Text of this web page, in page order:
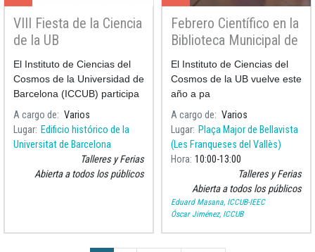
VIII Fiesta de la Ciencia
de la UB
El Instituto de Ciencias del
Cosmos de la Universidad de
Barcelona (ICCUB) participa
en la
A cargo de
Varios
Lugar Edificio histórico de la
Universitat de Barcelona
Talleres y Ferias
Abierta a todos los públicos
Febrero Científico en la
Biblioteca Municipal de
Bellavista
El Instituto de Ciencias del
Cosmos de la UB vuelve este
año a pa
A cargo de
Varios
Lugar Plaça Major de Bellavista
(Les Franqueses del Vallès)
Hora 10:00 13:00
Talleres y Ferias
Abierta a todos los públicos
Eduard Masana, ICCUB-IEEC
Óscar Jiménez, ICCUB